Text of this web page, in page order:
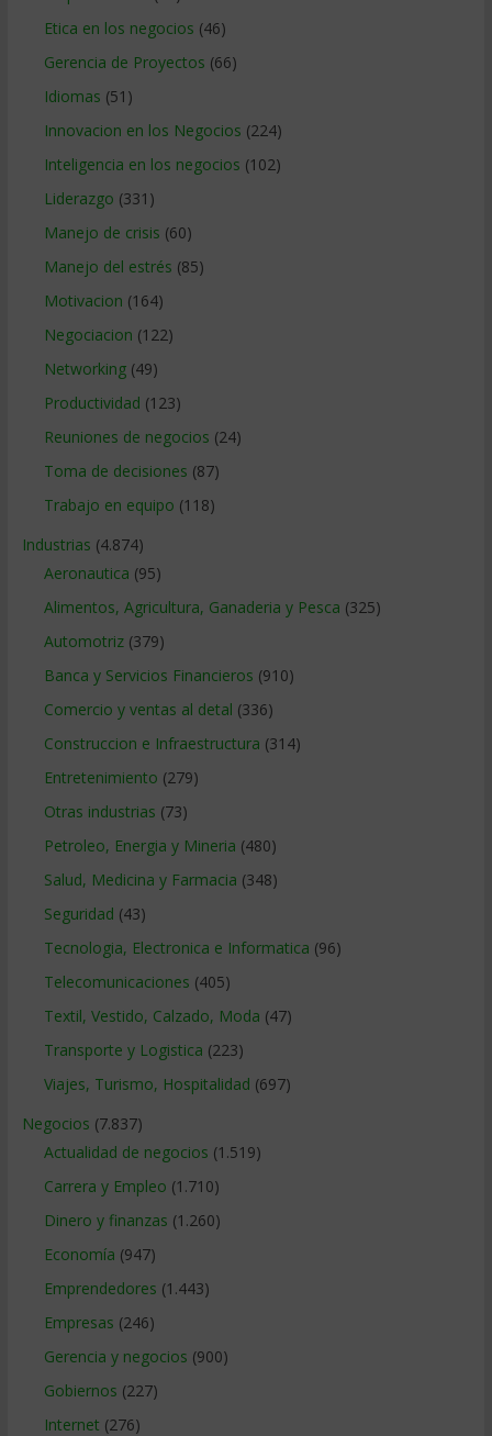
Etica en los negocios (46)
Gerencia de Proyectos (66)
Idiomas (51)
Innovacion en los Negocios (224)
Inteligencia en los negocios (102)
Liderazgo (331)
Manejo de crisis (60)
Manejo del estrés (85)
Motivacion (164)
Negociacion (122)
Networking(49)
Productividad (123)
Reuniones de negocios (24)
Toma de decisiones (87)
Trabajo en equipo (118)
Industrias (4.874)
Aeronautica (95)
Alimentos, Agricultura, Ganaderia y Pesca (325)
Automotriz(379)
Banca y Servicios Financieros (910)
Comercio y ventas al detal (336)
Construccion e Infraestructura (314)
Entretenimiento (279)
Otras industrias (73)
Petroleo, Energia y Mineria (480)
Salud, Medicina y Farmacia (348)
Seguridad (43)
Tecnologia, Electronica e Informatica (96)
Telecomunicaciones (405)
Textil, Vestido, Calzado, Moda (47)
Transporte y Logistica (223)
Viajes, Turismo, Hospitalidad (697)
Negocios (7.837)
Actualidad de negocios (1.519)
Carrera y Empleo (1.710)
Dinero y finanzas (1.260)
Economía (947)
Emprendedores (1.443)
Empresas (246)
Gerencia y negocios (900)
Gobiernos (227)
Internet (276)